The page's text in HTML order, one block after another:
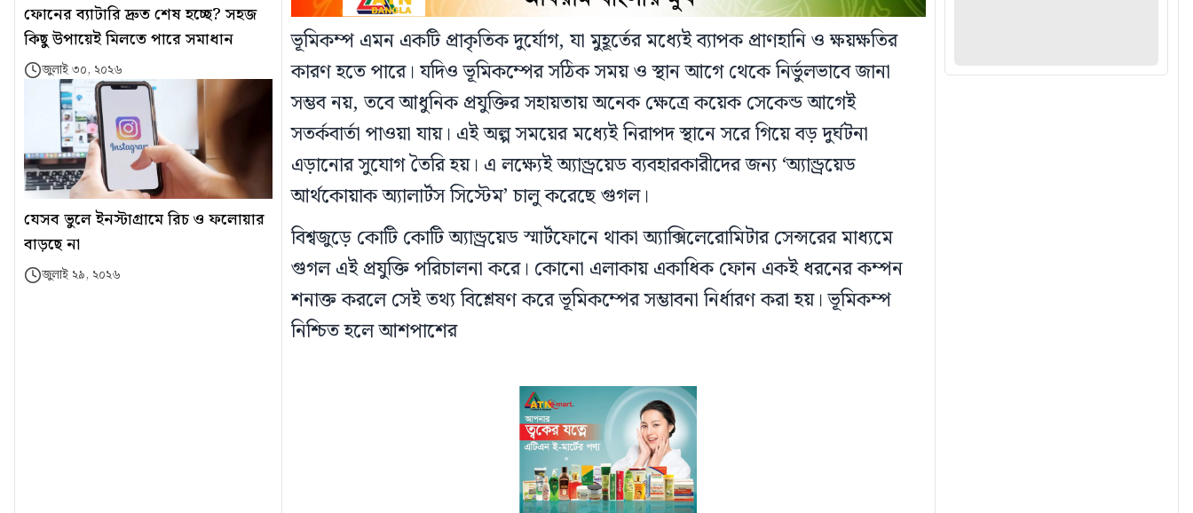
ফোনের ব্যাটারি দ্রুত শেষ হচ্ছে? সহজ
কিছু উপায়েই মিলতে পারে সমাধান
জুলাই ৩০, ২০২৬
যেসব ভুলে ইনস্টাগ্রামে রিচ ও ফলোয়ার
বাড়ছে না
জুলাই ২৯, ২০২৬
ভূমিকম্প এমন একটি প্রাকৃতিক দুর্যোগ, যা মুহূর্তের মধ্যেই ব্যাপক প্রাণহানি ও ক্ষয়ক্ষতির
কারণ হতে পারে। যদিও ভূমিকম্পের সঠিক সময় ও স্থান আগে থেকে নির্ভুলভাবে জানা
সম্ভব নয়, তবে আধুনিক প্রযুক্তির সহায়তায় অনেক ক্ষেত্রে কয়েক সেকেন্ড আগেই
সতর্কবার্তা পাওয়া যায়। এই অল্প সময়ের মধ্যেই নিরাপদ স্থানে সরে গিয়ে বড় দুর্ঘটনা
এড়ানোর সুযোগ তৈরি হয়। এ লক্ষ্যেই অ্যান্ড্রয়েড ব্যবহারকারীদের জন্য ‘অ্যান্ড্রয়েড
আর্থকোয়াক অ্যালার্টস সিস্টেম’ চালু করেছে গুগল।
বিশ্বজুড়ে কোটি কোটি অ্যান্ড্রয়েড স্মার্টফোনে থাকা অ্যাক্সিলেরোমিটার সেন্সরের মাধ্যমে
গুগল এই প্রযুক্তি পরিচালনা করে। কোনো এলাকায় একাধিক ফোন একই ধরনের কম্পন
শনাক্ত করলে সেই তথ্য বিশ্লেষণ করে ভূমিকম্পের সম্ভাবনা নির্ধারণ করা হয়। ভূমিকম্প
নিশ্চিত হলে আশপাশের